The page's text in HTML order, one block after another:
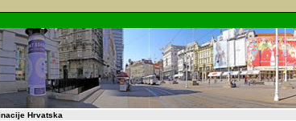
Hrvatska